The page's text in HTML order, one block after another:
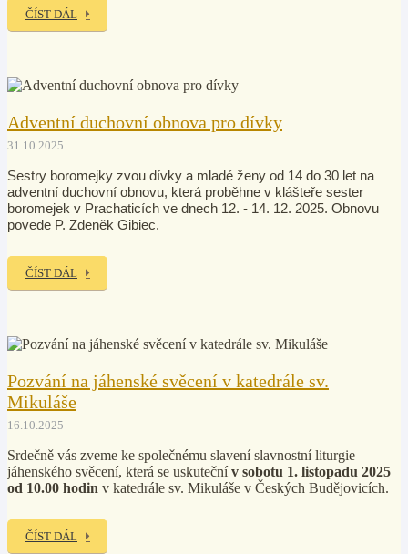
ČÍST DÁL
Adventní duchovní obnova pro dívky
31.10.2025
Sestry boromejky zvou dívky a mladé ženy od 14 do 30 let na
adventní duchovní obnovu, která proběhne v klášteře sester
boromejek v Prachaticích ve dnech 12. - 14. 12. 2025. Obnovu
povede P. Zdeněk Gibiec.
ČÍST DÁL
Pozvání na jáhenské svěcení v katedrále sv.
Mikuláše
16.10.2025
Srdečně vás zveme ke společnému slavení slavnostní liturgie
jáhenského svěcení, která se uskutečnív sobotu 1. listopadu 2025
od 10.00 hodin v katedrále sv. Mikuláše v Českých Budějovicích.
ČÍST DÁL